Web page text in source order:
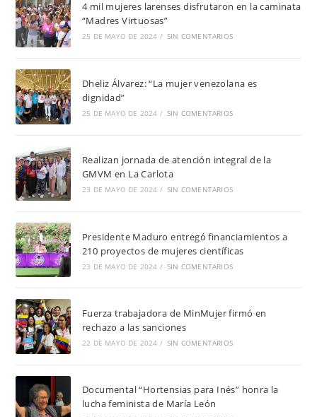
4 mil mujeres larenses disfrutaron en la caminata
“Madres Virtuosas”
25 DE MAYO DE 2024 / SIN COMENTARIOS
Dheliz Álvarez: “La mujer venezolana es
dignidad”
25 DE MAYO DE 2024 / SIN COMENTARIOS
Realizan jornada de atención integral de la
GMVM en La Carlota
23 DE MAYO DE 2024 / SIN COMENTARIOS
Presidente Maduro entregó financiamientos a
210 proyectos de mujeres científicas
23 DE MAYO DE 2024 / SIN COMENTARIOS
Fuerza trabajadora de MinMujer firmó en
rechazo a las sanciones
22 DE MAYO DE 2024 / SIN COMENTARIOS
Documental “Hortensias para Inés” honra la
lucha feminista de María León